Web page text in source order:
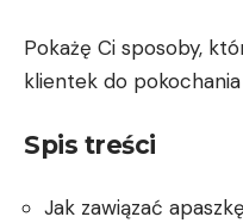
Pokażę Ci sposoby,
klientek do
Spis treści
Jak ‍zawiązać